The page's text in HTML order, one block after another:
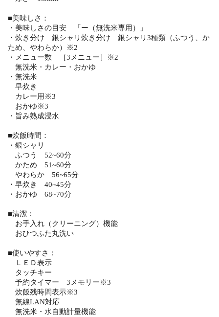
■美味しさ：
・美味しさの目安 「ー（無洗米専用）」
・炊き分け 銀シャリ炊き分け 銀シャリ3種類（ふつう、か
ため、やわらか）※2
・メニュー数 ［3メニュー］※2
無洗米・カレー・おかゆ
・無洗米
早炊き
カレー用※3
おかゆ※3
・旨み熟成浸水
■炊飯時間：
・銀シャリ
ふつう 52~60分
かため 51~60分
やわらか 56~65分
・早炊き 40~45分
・おかゆ 68~70分
■清潔：
お手入れ（クリーニング）機能
おひつふた丸洗い
■使いやすさ：
ＬＥＤ表示
タッチキー
予約タイマー 3メモリー※3
炊飯残時間表示※3
無線LAN対応
無洗米・水自動計量機能